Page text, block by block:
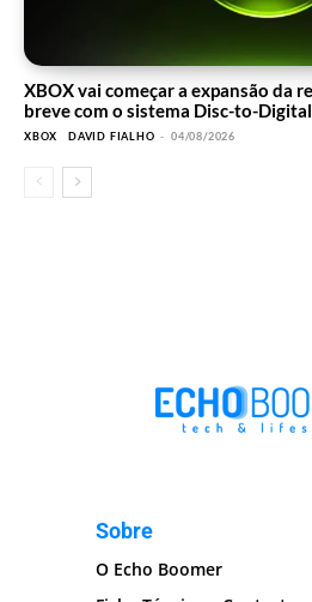
XBOX vai começar a expansão da
breve com o sistema Disc-to-Digital
XBOX DAVID FIALHO - 04/08/2026
Sobre
O Echo Boomer